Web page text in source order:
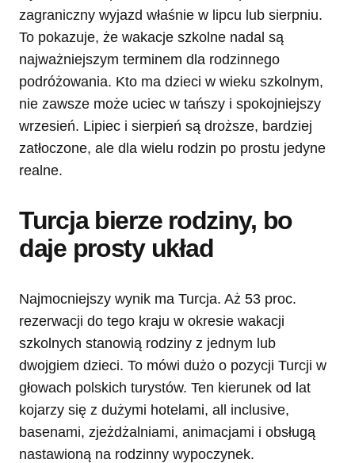
zagraniczny wyjazd właśnie w lipcu lub sierpniu.
To pokazuje, że wakacje szkolne nadal są
najważniejszym terminem dla rodzinnego
podróżowania. Kto ma dzieci w wieku szkolnym,
nie zawsze może uciec w tańszy i spokojniejszy
wrzesień. Lipiec i sierpień są droższe, bardziej
zatłoczone, ale dla wielu rodzin po prostu jedyne
realne.
Turcja bierze rodziny, bo
daje prosty układ
Najmocniejszy wynik ma Turcja. Aż 53 proc.
rezerwacji do tego kraju w okresie wakacji
szkolnych stanowią rodziny z jednym lub
dwojgiem dzieci. To mówi dużo o pozycji Turcji w
głowach polskich turystów. Ten kierunek od lat
kojarzy się z dużymi hotelami, all inclusive,
basenami, zjeżdżalniami, animacjami i obsługą
nastawioną na rodzinny wypoczynek.